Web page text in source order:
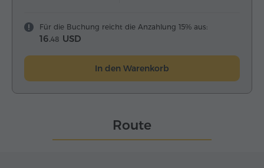
Für die Buchung reicht die Anzahlung 15% aus:
16.48 USD
In den Warenkorb
Route